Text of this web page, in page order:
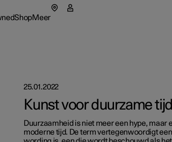
ShopMeer
4 SUV
hem ontdekken
aanvragen
in een nieuw venster)
Polestar
25.01.2022
Kunst voor duurzame
Duurzaamheid is niet meer een hype, maar
moderne tijd. De term vertegenwoordigt